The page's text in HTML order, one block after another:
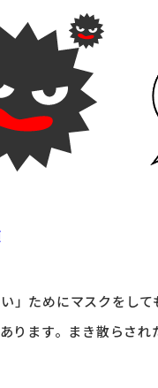
」ためにマスクをし
ります。まき散らされ